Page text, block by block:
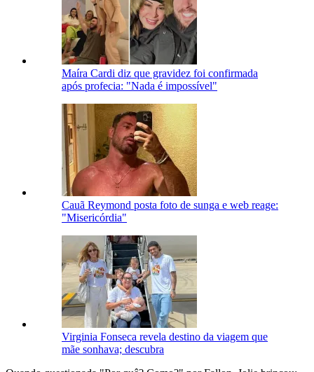
Maíra Cardi diz que gravidez foi confirmada
após profecia: "Nada é impossível"
Cauã Reymond posta foto de sunga e web reage:
"Misericórdia"
Virginia Fonseca revela destino da viagem que
mãe sonhava; descubra